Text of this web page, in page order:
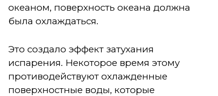
океаном, поверхность океана должна
была охлаждаться.
Это создало эффект затухания
испарения. Некоторое время этому
противодействуют охлажденные
поверхностные воды, которые